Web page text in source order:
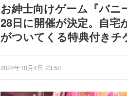
お紳士向けゲーム『バニ
28日に開催が決定。自宅
がついてくる特典付きチ
2024年10月4日 23:50